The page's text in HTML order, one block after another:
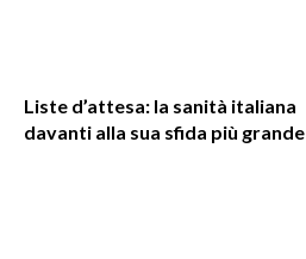
Liste d’attesa: la sanità italiana
davanti alla sua sfida più grande